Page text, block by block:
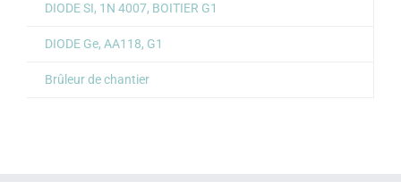
DIODE SI, 1N 4007, BOITIER G1
DIODE Ge, AA118, G1
Brûleur de chantier